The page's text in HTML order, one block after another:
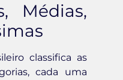
Médias,
classifica as
cada uma